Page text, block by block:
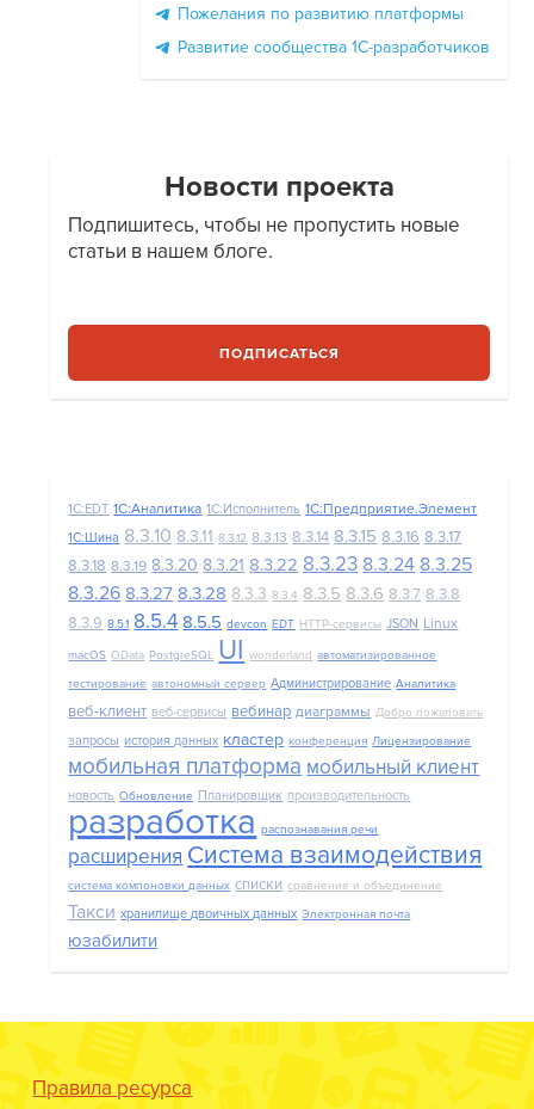
Пожелания по развитию платформы
Развитие сообщества 1С-разработчиков
Новости проекта
Подпишитесь, чтобы не пропустить новые
статьи в нашем блоге.
ПОДПИСАТЬСЯ
1C:EDT 1С:Аналитика 1С:Исполнитель 1С:Предприятие.Элемент
1С:Шина 8.3.10 8.3.11 8.3.12 8.3.13 8.3.14 8.3.15 8.3.16 8.3.17
8.3.18 8.3.19 8.3.20 8.3.21 8.3.22 8.3.23 8.3.24 8.3.25
8.3.26 8.3.27 8.3.28 8.3.3 8.3.4 8.3.5 8.3.6 8.3.7 8.3.8
8.3.9 8.5.1 8.5.4 8.5.5 devcon EDT HTTP-сервисы JSON Linux
macOS OData PostgreSQL UI wonderland автоматизированное
тестирование автономный сервер Администрирование Аналитика
веб-клиент веб-сервисы вебинар диаграммы Добро пожаловать
запросы история данных кластер конференция Лицензирование
мобильная платформа мобильный клиент
новость Обновление Планировщик производительность
разработка распознавания речи
расширения Система взаимодействия
система компоновки данных списки сравнение и объединение
Такси хранилище двоичных данных Электронная почта
юзабилити
Правила ресурса